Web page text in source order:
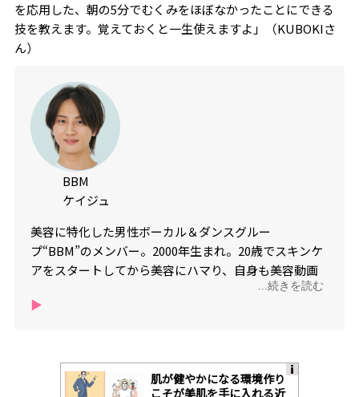
を応用した、朝の5分でむくみをほぼなかったことにできる
技を教えます。覚えておくと一生使えますよ」（KUBOKIさ
ん）
BBM
ケイジュ
美容に特化した男性ボーカル＆ダンスグルー
プ“BBM”のメンバー。2000年生まれ。20歳でスキンケ
アをスタートしてから美容にハマり、自身も美容動画
を発信中。insta @keiju.00 BBM2ndデジタルシン
グル「Special Colors / Falling」配信中
...続きを読む
▶︎
肌が健やかになる環境作り
こそが美肌を手に入れる近